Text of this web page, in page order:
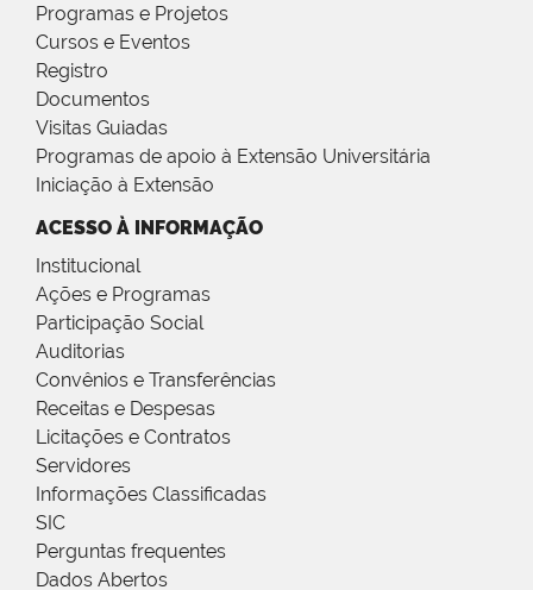
Programas e Projetos
Cursos e Eventos
Registro
Documentos
Visitas Guiadas
Programas de apoio à Extensão Universitária
Iniciação à Extensão
ACESSO À INFORMAÇÃO
Institucional
Ações e Programas
Participação Social
Auditorias
Convênios e Transferências
Receitas e Despesas
Licitações e Contratos
Servidores
Informações Classificadas
SIC
Perguntas frequentes
Dados Abertos